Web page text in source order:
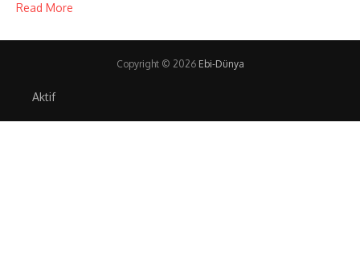
Read More
Copyright © 2026 Ebi-Dünya
Aktif